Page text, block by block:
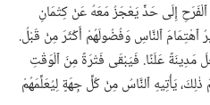
إِلَى حَدٍّ يَعْجَزُ مَعَهُ عَنْ كِتْمَانِ
ٱهْتِمَامَ ٱلنَّاسِ وَفُضُولَهُمْ أَكْثَرَ مِنْ قَبْلُ.‏
عَلَنًا.‏ فَيَبْقَى فَتْرَةً مِنَ ٱلْوَقْتِ
يَأْتِيهِ ٱلنَّاسُ مِنْ كُلِّ جِهَةٍ لِيُعَلِّمَهُمْ